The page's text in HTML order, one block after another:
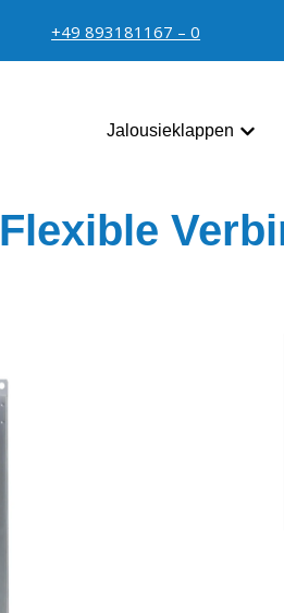
+49 893181167 – 0
Jalousieklappen
Flexible